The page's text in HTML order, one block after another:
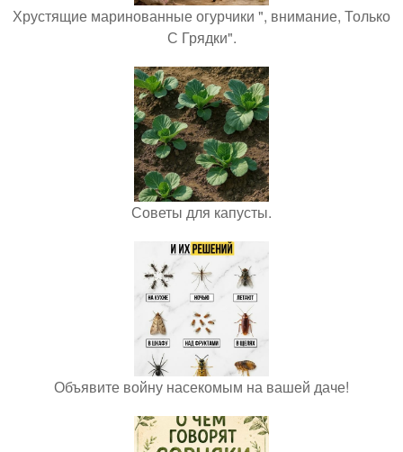
Хрустящие маринованные огурчики ", внимание, Только
С Грядки".
Советы для капусты.
Объявите войну насекомым на вашей даче!